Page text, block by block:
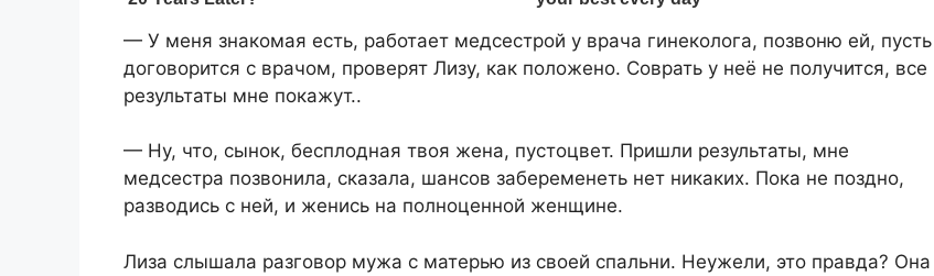
— У меня знакомая есть, работает медсестрой у врача гинеколога, позвоню ей, пусть
договорится с врачом, проверят Лизу, как положено. Соврать у неё не получится, все
результаты мне покажут..
— Ну, что, сынок, бесплодная твоя жена, пустоцвет. Пришли результаты, мне
медсестра позвонила, сказала, шансов забеременеть нет никаких. Пока не поздно,
разводись с ней, и женись на полноценной женщине.
Лиза слышала разговор мужа с матерью из своей спальни. Неужели, это правда? Она